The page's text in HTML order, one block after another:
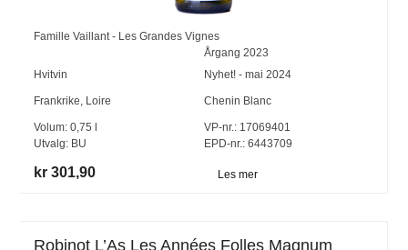
Famille Vaillant - Les Grandes Vignes
Årgang 2023
Hvitvin
Nyhet! - mai 2024
Frankrike, Loire Chenin Blanc
Volum:0,75
Utvalg: BU
VP-nr.:17069401
EPD-nr.: 6443709
kr 301,90 Les mer
Robinot L’As Les Années Folles Magnum